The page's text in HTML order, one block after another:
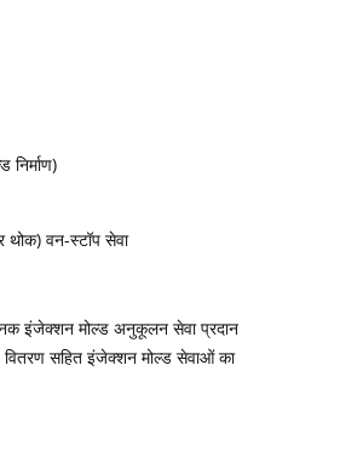
निर्माण)
थोक) वन-स्टॉप सेवा
इंजेक्शन मोल्ड अनुकूलन सेवा प्रदान
सहित इंजेक्शन मोल्ड सेवाओं का